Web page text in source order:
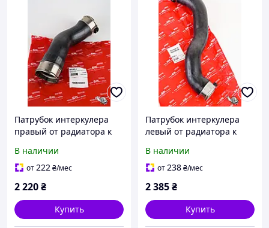
Патрубок интеркулера
правый от радиатора к
(W166) 2.2D-5.5 04.15-
10.18 (A1665280482)
В наличии
от222₴/мес
2 220₴
Купить
Патрубок интеркулера
левый от радиатора к
MERCEDES GLE (W166)
2.2D-5.5 04.15-10.18
В наличии
от238₴/мес
2 385₴
Купить